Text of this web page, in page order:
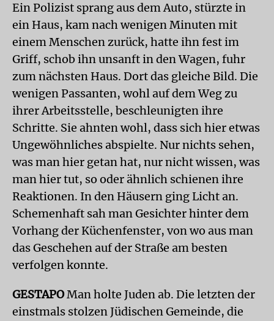
Ein Polizist sprang aus dem Auto, stürzte in
ein Haus, kam nach wenigen Minuten mit
einem Menschen zurück, hatte ihn fest im
Griff, schob ihn unsanft in den Wagen, fuhr
zum nächsten Haus. Dort das gleiche Bild. Die
wenigen Passanten, wohl auf dem Weg zu
ihrer Arbeitsstelle, beschleunigten ihre
Schritte. Sie ahnten wohl, dass sich hier etwas
Ungewöhnliches abspielte. Nur nichts sehen,
was man hier getan hat, nur nicht wissen, was
man hier tut, so oder ähnlich schienen ihre
Reaktionen. In den Häusern ging Licht an.
Schemenhaft sah man Gesichter hinter dem
Vorhang der Küchenfenster, von wo aus man
das Geschehen auf der Straße am besten
verfolgen konnte.
GESTAPOMan holte Juden ab. Die letzten der
einstmals stolzen Jüdischen Gemeinde, die